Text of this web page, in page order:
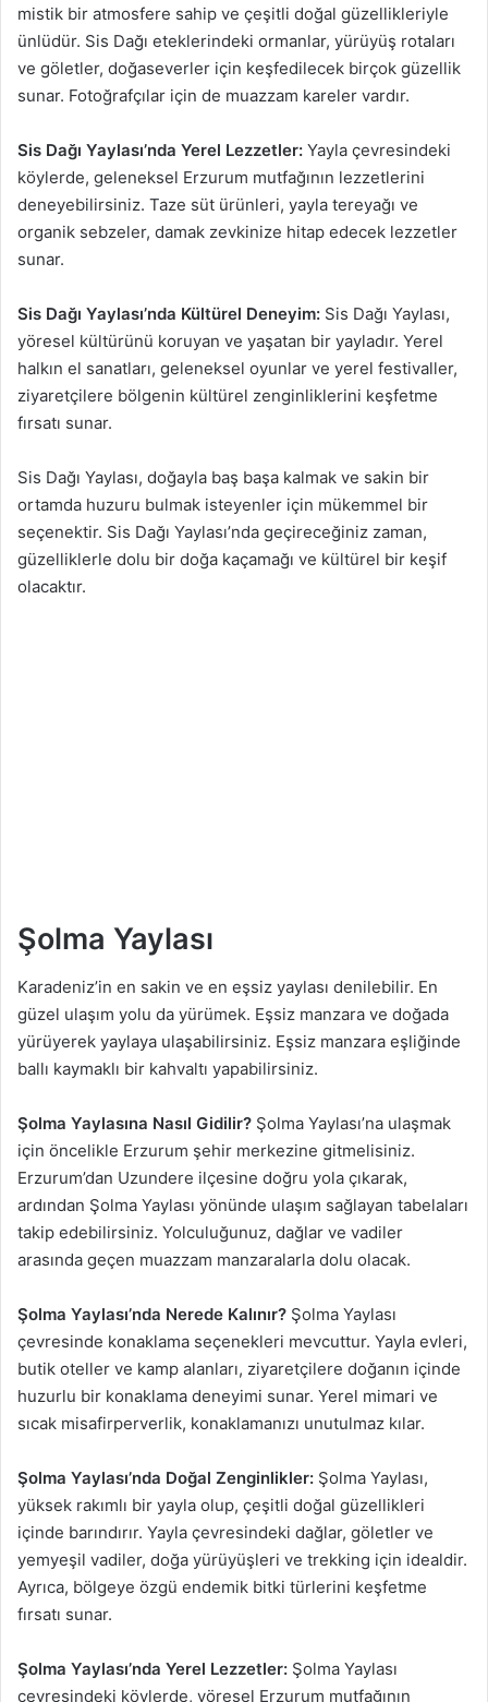
mistik bir atmosfere sahip ve çeşitli doğal güzellikleriyle
ünlüdür. Sis Dağı eteklerindeki ormanlar, yürüyüş rotaları
ve göletler, doğaseverler için keşfedilecek birçok güzellik
sunar. Fotoğrafçılar için de muazzam kareler vardır.
Sis Dağı Yaylası’nda Yerel Lezzetler: Yayla çevresindeki
köylerde, geleneksel Erzurum mutfağının lezzetlerini
deneyebilirsiniz. Taze süt ürünleri, yayla tereyağı ve
organik sebzeler, damak zevkinize hitap edecek lezzetler
sunar.
Sis Dağı Yaylası’nda Kültürel Deneyim: Sis Dağı Yaylası,
yöresel kültürünü koruyan ve yaşatan bir yayladır. Yerel
halkın el sanatları, geleneksel oyunlar ve yerel festivaller,
ziyaretçilere bölgenin kültürel zenginliklerini keşfetme
fırsatı sunar.
Sis Dağı Yaylası, doğayla baş başa kalmak ve sakin bir
ortamda huzuru bulmak isteyenler için mükemmel bir
seçenektir. Sis Dağı Yaylası’nda geçireceğiniz zaman,
güzelliklerle dolu bir doğa kaçamağı ve kültürel bir keşif
olacaktır.
Şolma Yaylası
Karadeniz’in en sakin ve en eşsiz yaylası denilebilir. En
güzel ulaşım yolu da yürümek. Eşsiz manzara ve doğada
yürüyerek yaylaya ulaşabilirsiniz. Eşsiz manzara eşliğinde
ballı kaymaklı bir kahvaltı yapabilirsiniz.
Şolma Yaylasına Nasıl Gidilir? Şolma Yaylası’na ulaşmak
için öncelikle Erzurum şehir merkezine gitmelisiniz.
Erzurum’dan Uzundere ilçesine doğru yola çıkarak,
ardından Şolma Yaylası yönünde ulaşım sağlayan tabelaları
takip edebilirsiniz. Yolculuğunuz, dağlar ve vadiler
arasında geçen muazzam manzaralarla dolu olacak.
Şolma Yaylası’nda Nerede Kalınır? Şolma Yaylası
çevresinde konaklama seçenekleri mevcuttur. Yayla evleri,
butik oteller ve kamp alanları, ziyaretçilere doğanın içinde
huzurlu bir konaklama deneyimi sunar. Yerel mimari ve
sıcak misafirperverlik, konaklamanızı unutulmaz kılar.
Şolma Yaylası’nda Doğal Zenginlikler: Şolma Yaylası,
yüksek rakımlı bir yayla olup, çeşitli doğal güzellikleri
içinde barındırır. Yayla çevresindeki dağlar, göletler ve
yemyeşil vadiler, doğa yürüyüşleri ve trekking için idealdir.
Ayrıca, bölgeye özgü endemik bitki türlerini keşfetme
fırsatı sunar.
Şolma Yaylası’nda Yerel Lezzetler: Şolma Yaylası
çevresindeki köylerde, yöresel Erzurum mutfağının